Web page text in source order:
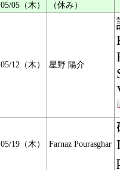
05/05（木） （休み）
05/12（木） 星野 陽介
05/19（木） Farnaz Pourasghar